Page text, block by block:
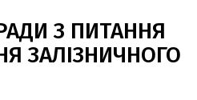
З ПИТАННЯ
ЗАЛІЗНИЧНОГО